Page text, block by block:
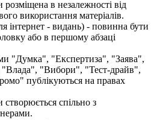
в незалежності від
використання матеріалів.
інтернет - видань) - повинна бути
або в першому абзаці
"Думка", "Експертиза", "Заява",
"Влада", "Вибори", "Тест-драйв",
публікуються на правах
спільно з